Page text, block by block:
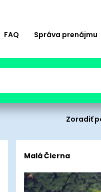
FAQ Správa prenájmu
Zoradiť
Malá Čierna